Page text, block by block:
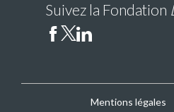
Suivez la Fondation
Mentions légales